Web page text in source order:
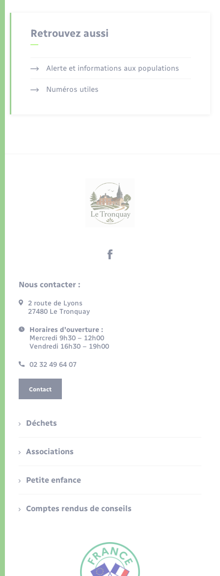
Retrouvez aussi
Alerte et informations aux populations
Numéros utiles
Nous contacter :
2 route de Lyons
27480 Le Tronquay
Horaires d'ouverture :
Mercredi 9h30 – 12h00
Vendredi 16h30 – 19h00
02 32 49 64 07
Contact
Déchets
Associations
Petite enfance
Comptes rendus de conseils